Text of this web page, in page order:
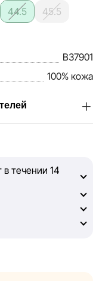
44.5
45.5
B37901
100% кожа
работаем над тем,
объективной и
вас достоверной
лучшее
точность всех
течении 14